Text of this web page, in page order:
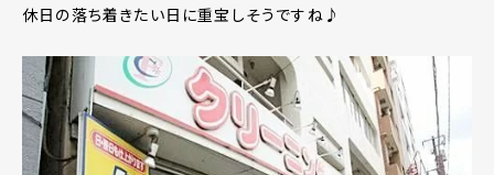
休日の落ち着きたい日に重宝しそうですね♪